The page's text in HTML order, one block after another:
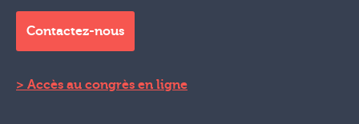
Contactez-nous
Accès au congrès en ligne